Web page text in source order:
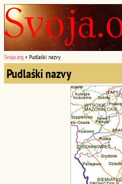
Svoja.org » Pudlaśki nazvy
Pudlaśki nazvy